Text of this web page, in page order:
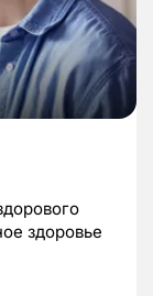
здоровье